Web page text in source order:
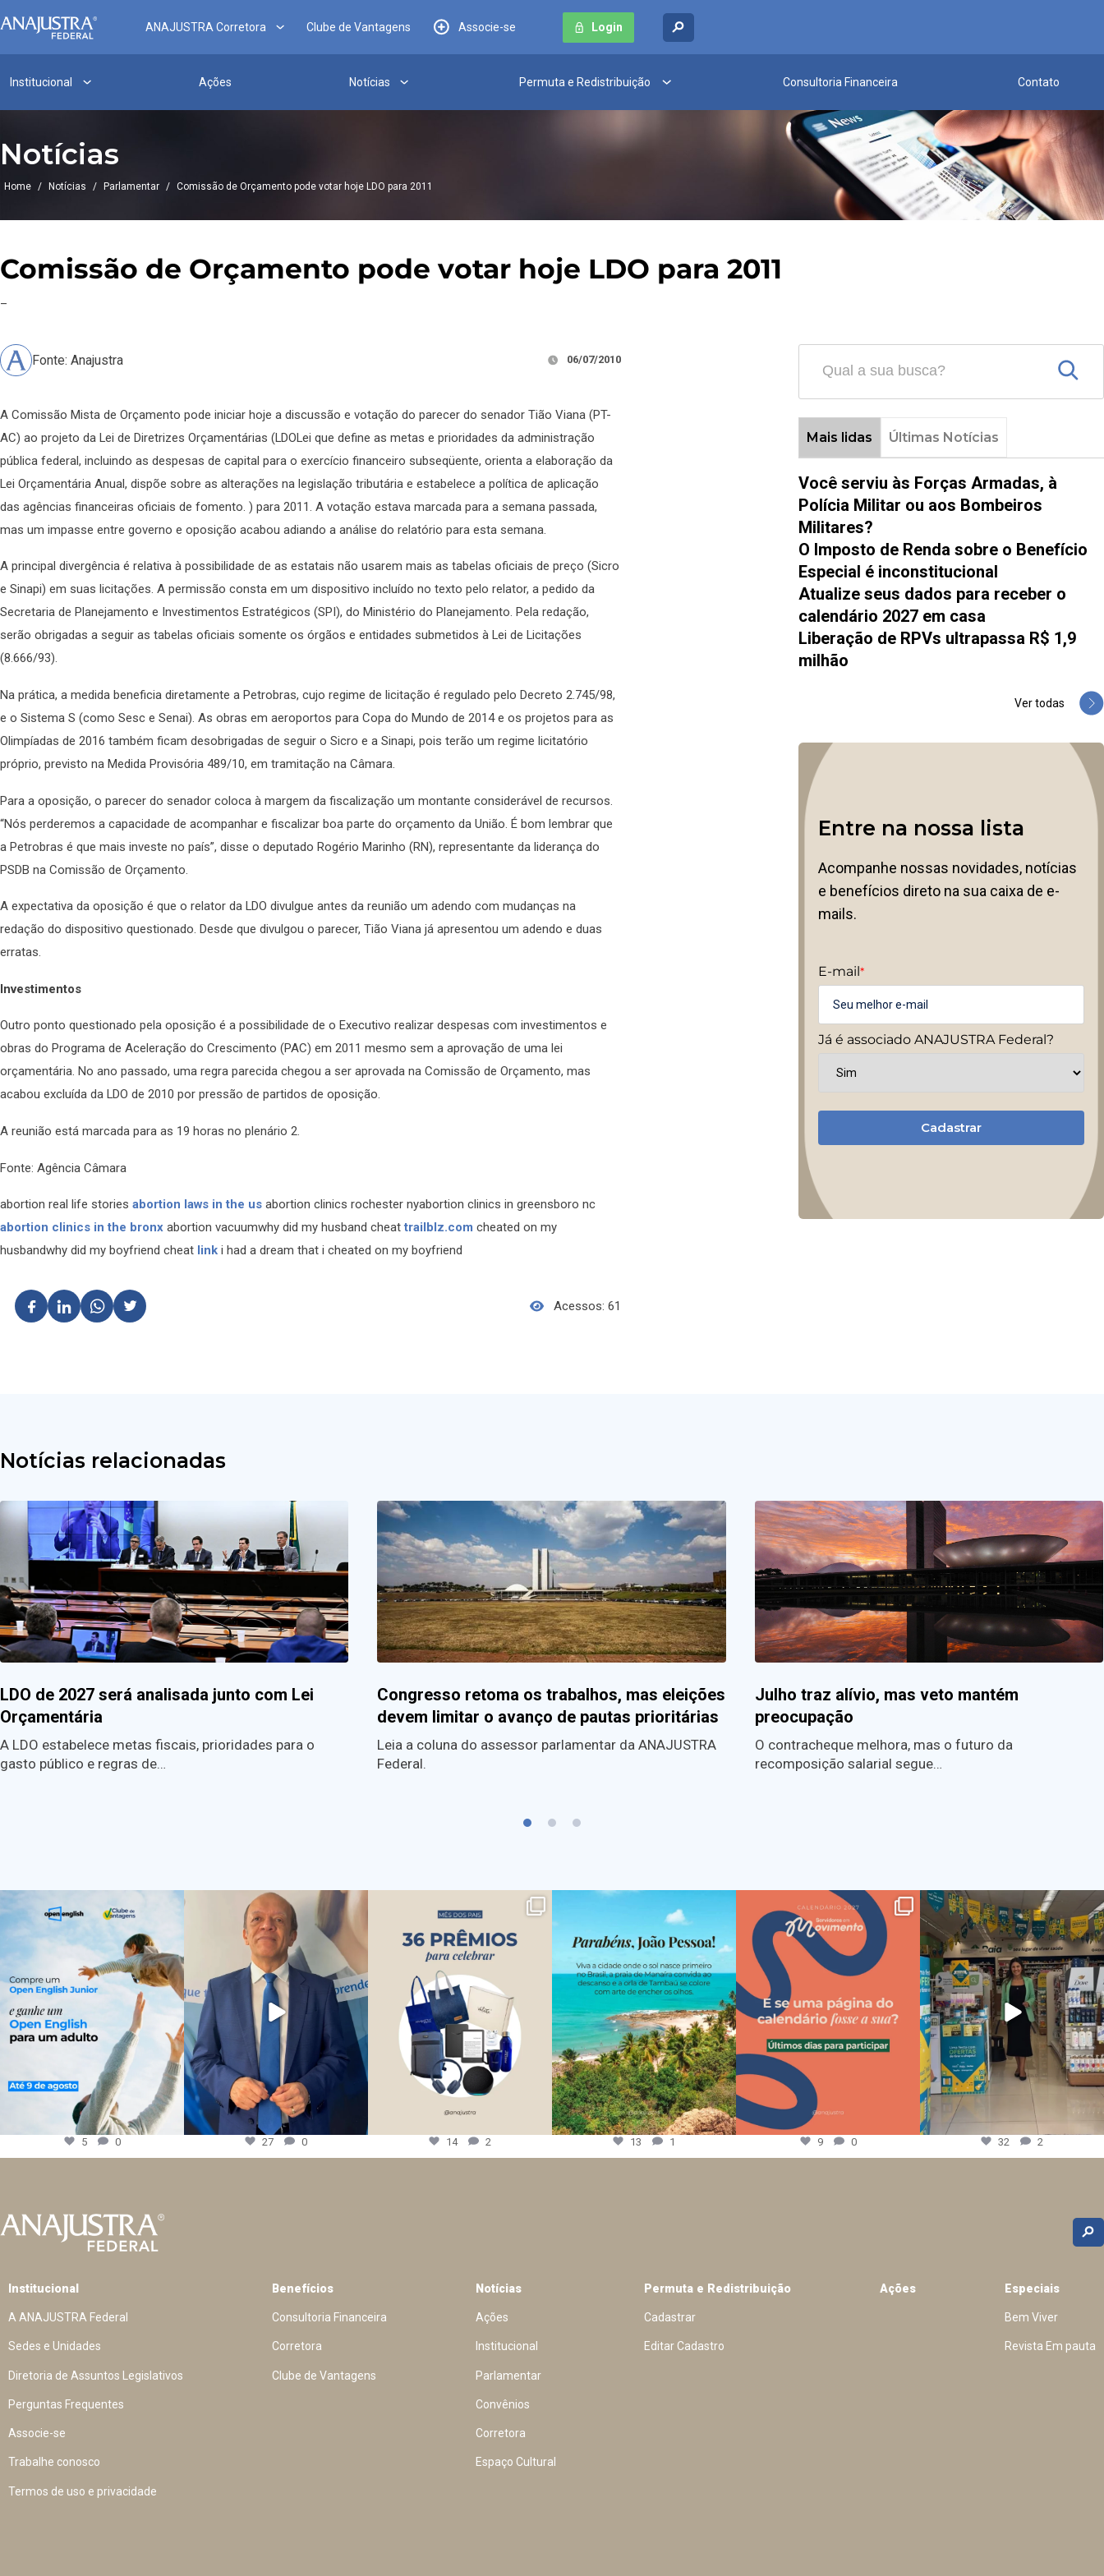
ANAJUSTRA Corretora Clube de Vantagens Associe-se Login
Institucional Ações Notícias Permuta e Redistribuição Consultoria Financeira Contato
Notícias
Home / Notícias / Parlamentar / Comissão de Orçamento pode votar hoje LDO para 2011
Comissão de Orçamento pode votar hoje LDO para 2011
–
Fonte: Anajustra 06/07/2010
A Comissão Mista de Orçamento pode iniciar hoje a discussão e votação do parecer do senador Tião Viana (PT-
AC) ao projeto da Lei de Diretrizes Orçamentárias (LDOLei que define as metas e prioridades da administração
pública federal, incluindo as despesas de capital para o exercício financeiro subseqüente, orienta a elaboração da
Lei Orçamentária Anual, dispõe sobre as alterações na legislação tributária e estabelece a política de aplicação
das agências financeiras oficiais de fomento. ) para 2011. A votação estava marcada para a semana passada,
mas um impasse entre governo e oposição acabou adiando a análise do relatório para esta semana.
A principal divergência é relativa à possibilidade de as estatais não usarem mais as tabelas oficiais de preço (Sicro
e Sinapi) em suas licitações. A permissão consta em um dispositivo incluído no texto pelo relator, a pedido da
Secretaria de Planejamento e Investimentos Estratégicos (SPI), do Ministério do Planejamento. Pela redação,
serão obrigadas a seguir as tabelas oficiais somente os órgãos e entidades submetidos à Lei de Licitações
(8.666/93).
Na prática, a medida beneficia diretamente a Petrobras, cujo regime de licitação é regulado pelo Decreto 2.745/98,
e o Sistema S (como Sesc e Senai). As obras em aeroportos para Copa do Mundo de 2014 e os projetos para as
Olimpíadas de 2016 também ficam desobrigadas de seguir o Sicro e a Sinapi, pois terão um regime licitatório
próprio, previsto na Medida Provisória 489/10, em tramitação na Câmara.
Para a oposição, o parecer do senador coloca à margem da fiscalização um montante considerável de recursos.
“Nós perderemos a capacidade de acompanhar e fiscalizar boa parte do orçamento da União. É bom lembrar que
a Petrobras é que mais investe no país”, disse o deputado Rogério Marinho (RN), representante da liderança do
PSDB na Comissão de Orçamento.
A expectativa da oposição é que o relator da LDO divulgue antes da reunião um adendo com mudanças na
redação do dispositivo questionado. Desde que divulgou o parecer, Tião Viana já apresentou um adendo e duas
erratas.
Investimentos
Outro ponto questionado pela oposição é a possibilidade de o Executivo realizar despesas com investimentos e
obras do Programa de Aceleração do Crescimento (PAC) em 2011 mesmo sem a aprovação de uma lei
orçamentária. No ano passado, uma regra parecida chegou a ser aprovada na Comissão de Orçamento, mas
acabou excluída da LDO de 2010 por pressão de partidos de oposição.
A reunião está marcada para as 19 horas no plenário 2.
Fonte: Agência Câmara
abortion real life stories abortion laws in the us abortion clinics rochester nyabortion clinics in greensboro nc
abortion clinics in the bronx abortion vacuumwhy did my husband cheat trailblz.com cheated on my
husbandwhy did my boyfriend cheat link i had a dream that i cheated on my boyfriend
Acessos: 61
Mais lidas Últimas Notícias
Você serviu às Forças Armadas, à
Polícia Militar ou aos Bombeiros
Militares?
O Imposto de Renda sobre o Benefício
Especial é inconstitucional
Atualize seus dados para receber o
calendário 2027 em casa
Liberação de RPVs ultrapassa R$ 1,9
milhão
Ver todas
Entre na nossa lista
Acompanhe nossas novidades, notícias
e benefícios direto na sua caixa de e-
mails.
E-mail *
Já é associado ANAJUSTRA Federal?
Cadastrar
Notícias relacionadas
LDO de 2027 será analisada junto com Lei
Orçamentária
A LDO estabelece metas fiscais, prioridades para o
gasto público e regras de…
Congresso retoma os trabalhos, mas eleições
devem limitar o avanço de pautas prioritárias
Leia a coluna do assessor parlamentar da ANAJUSTRA
Federal.
Julho traz alívio, mas veto mantém
preocupação
O contracheque melhora, mas o futuro da
recomposição salarial segue…
5 0 27 0 14 2 13 1 9 0 32 2
Institucional
A ANAJUSTRA Federal
Sedes e Unidades
Diretoria de Assuntos Legislativos
Perguntas Frequentes
Associe-se
Trabalhe conosco
Termos de uso e privacidade
Benefícios
Consultoria Financeira
Corretora
Clube de Vantagens
Notícias
Ações
Institucional
Parlamentar
Convênios
Corretora
Espaço Cultural
Permuta e Redistribuição
Cadastrar
Editar Cadastro
Ações Especiais
Bem Viver
Revista Em pauta